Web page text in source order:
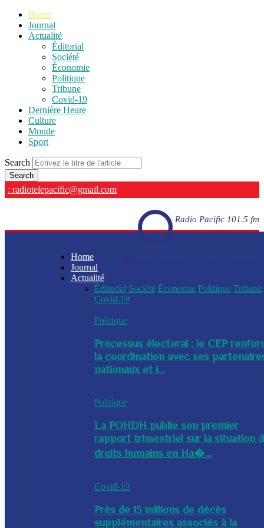
Home
Journal
Actualité
Éditorial
Société
Économie
Politique
Tribune
Covid-19
Dernière Heure
Culture
Monde
Sport
Search
: radiotelepacific@gmail.com
Radio Pacific 101.5 fm
Home
Journal
Actualité
Éditorial Société Économie Politique Tribune
Covid-19
Politique
Processus électoral : le CEP
la coordination avec ses
nationaux et i...
Politique
La POHDH publie son premier
rapport trimestriel sur la situation
droits humains en Ha�...
Covid-19
Près de 15 millions de décès
supplémentaires associés à la